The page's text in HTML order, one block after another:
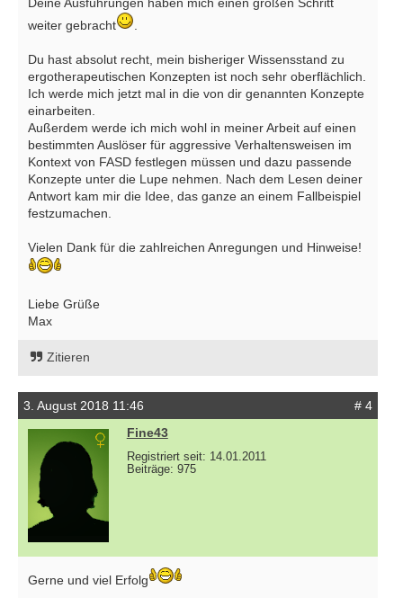
weiter gebracht
Du hast absolut recht, mein bisheriger Wissensstand zu
ergotherapeutischen Konzepten ist noch sehr oberflächlich.
Ich werde mich jetzt mal in die von dir genannten Konzepte
einarbeiten.
Außerdem werde ich mich wohl in meiner Arbeit auf einen
bestimmten Auslöser für aggressive Verhaltensweisen im
Kontext von FASD festlegen müssen und dazu passende
Konzepte unter die Lupe nehmen. Nach dem Lesen deiner
Antwort kam mir die Idee, das ganze an einem Fallbeispiel
festzumachen.
Vielen Dank für die zahlreichen Anregungen und Hinweise!
Liebe Grüße
Max
Zitieren
3. August 2018 11:46
# 4
Fine43
Registriert seit: 14.01.2011
Beiträge: 975
Gerne und viel Erfolg